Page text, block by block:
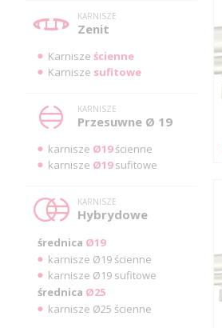
KARNISZE
Zenit
Karnisze ścienne
Karnisze sufitowe
KARNISZE
Przesuwne Ø 19
karnisze Ø19ścienne
karnisze Ø19sufitowe
KARNISZE
Hybrydowe
średnica Ø19
karnisze Ø19 ścienne
karnisze Ø19 sufitowe
średnica Ø25
karnisze Ø25 ścienne